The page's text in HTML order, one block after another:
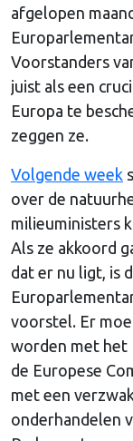
afgelopen
Voorstanders
juist als een
Europa te
zeggen ze.
Volgende week
over de
milieuministers
Als ze akkoord
dat er nu ligt, is
voorstel. Er
worden met het
de Europese
met een
onderhandelen